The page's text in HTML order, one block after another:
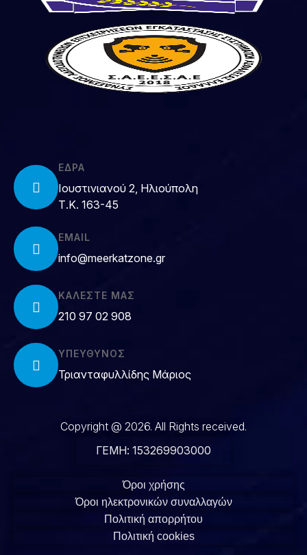
ΕΔΡΑ
Ιουστινιανού 2, Ηλιούπολη
Τ.Κ. 163-45
EMAIL
info@meerkatzone.gr
ΚΑΛΈΣΤΕ ΜΑΣ
210 97 02 908
ΥΠΕΥΘΥΝΟΣ
Τριανταφυλλίδης Μάριος
Copyright @ 2026. All Rights received.
ΓΕΜΗ: 153269903000
Όροι χρήσης
Όροι ηλεκτρονικών συναλλαγών
Πολιτική απορρήτου
Πολιτική cookies